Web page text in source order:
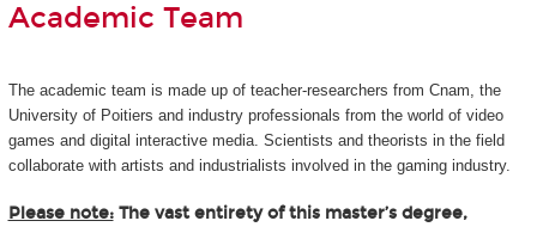
Academic Team
The academic team is made up of teacher-researchers from Cnam, the
University of Poitiers and industry professionals from the world of video
games and digital interactive media. Scientists and theorists in the field
collaborate with artists and industrialists involved in the gaming industry.
Please note:The vast entirety of this master’s degree,